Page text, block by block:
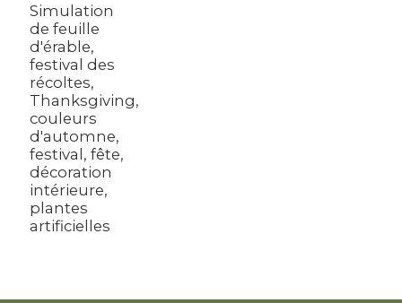
Simulation
de feuille
d'érable,
festival des
récoltes,
Thanksgiving,
couleurs
d'automne,
festival, fête,
décoration
intérieure,
plantes
artificielles